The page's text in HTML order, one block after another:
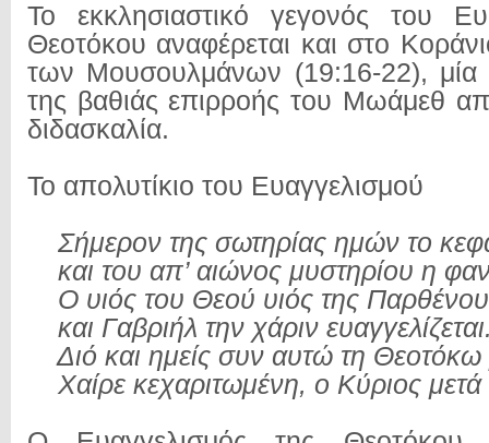
Το εκκλησιαστικό γεγονός του
Θεοτόκου αναφέρεται και στο
των Μουσουλμάνων (19:16-22), μία
της βαθιάς επιρροής του Μωάμεθ
διδασκαλία.
Το απολυτίκιο του Ευαγγελισμού
Σήμερον της σωτηρίας ημών το
και του απ’ αιώνος μυστηρίου η
Ο υιός του Θεού υιός της Παρθένου
και Γαβριήλ την χάριν
Διό και ημείς συν αυτώ τη
Χαίρε κεχαριτωμένη, ο Κύριος